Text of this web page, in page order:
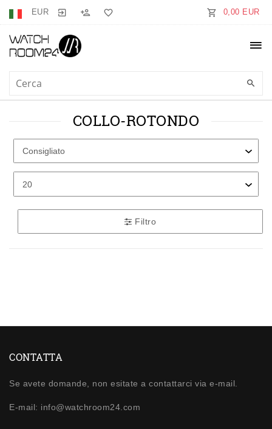
EUR 0,00 EUR
COLLO-ROTONDO
Filtro
CONTATTA
Se avete domande, non esitate a contattarci via e-mail.
E-mail: info@watchroom24.com